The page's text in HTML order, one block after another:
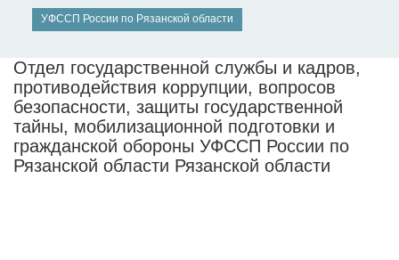
УФССП России по Рязанской области
Отдел государственной службы и кадров,
противодействия коррупции, вопросов
безопасности, защиты государственной
тайны, мобилизационной подготовки и
гражданской обороны УФССП России по
Рязанской области Рязанской области